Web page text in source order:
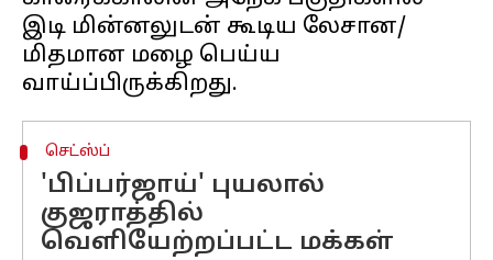
இடி மின்னலுடன் கூடிய லேசான/
மிதமான மழை பெய்ய
செட்ஸ்ப்
'பிப்பர்ஜாய்' புயலால்
குஜராத்தில்
வெளியேற்றப்பட்ட மக்கள்